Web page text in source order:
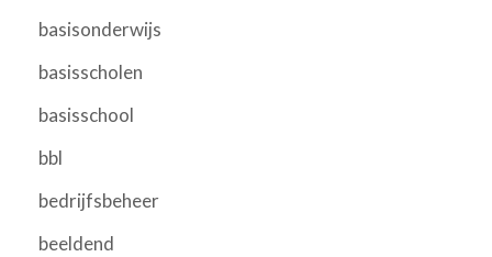
basisonderwijs
basisscholen
basisschool
bbl
bedrijfsbeheer
beeldend